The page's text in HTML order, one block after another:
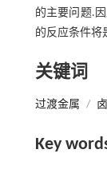
的主要问题.
的反应条件将
关键词
过渡金属 /
Key